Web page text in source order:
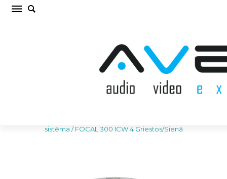
FOCAL 300 ICW 4 Griestos/Sienā Iebūvējamā
sistēma /FOCAL 300 ICW 4 Griestos/Sienā